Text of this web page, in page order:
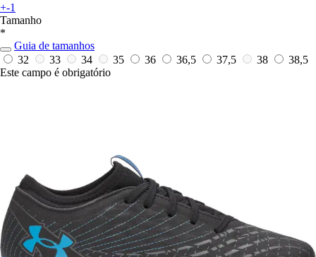
+-1
Tamanho
*
Guia de tamanhos
32
33 34 35 36 36,5 37,5 38
38,5
Este campo é obrigatório